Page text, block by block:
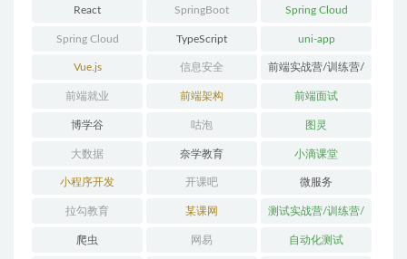
营/体系课
React SpringBoot Spring Cloud
Spring Cloud
Alibaba
TypeScript uni-app
Vue.js 信息安全 前端实战营/训练营/
体系课
前端就业 前端架构 前端面试
博学谷 咕泡 图灵
大数据 奈学教育 小滴课堂
小程序开发 开课吧 微服务
拉勾教育 某课网 测试实战营/训练营/
体系课
爬虫 网易 自动化测试